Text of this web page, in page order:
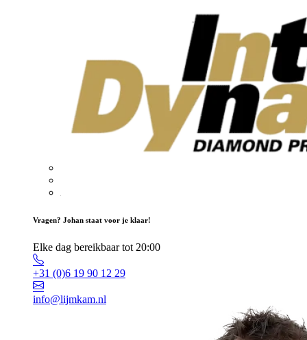
Vragen? Johan staat voor je klaar!
Elke dag bereikbaar tot 20:00
+31 (0)6 19 90 12 29
info@lijmkam.nl